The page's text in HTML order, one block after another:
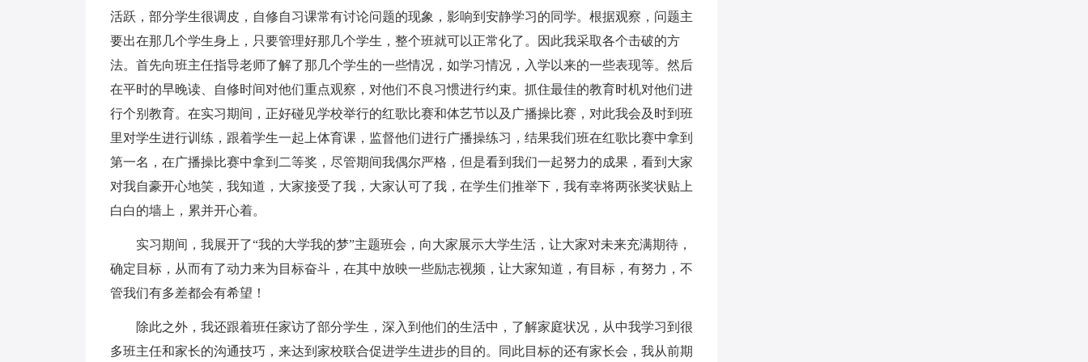
活跃，部分学生很调皮，自修自习课常有讨论问题的现象，影响到安静学习的同学。根据观察，问题主
要出在那几个学生身上，只要管理好那几个学生，整个班就可以正常化了。因此我采取各个击破的方
法。首先向班主任指导老师了解了那几个学生的一些情况，如学习情况，入学以来的一些表现等。然后
在平时的早晚读、自修时间对他们重点观察，对他们不良习惯进行约束。抓住最佳的教育时机对他们进
行个别教育。在实习期间，正好碰见学校举行的红歌比赛和体艺节以及广播操比赛，对此我会及时到班
里对学生进行训练，跟着学生一起上体育课，监督他们进行广播操练习，结果我们班在红歌比赛中拿到
第一名，在广播操比赛中拿到二等奖，尽管期间我偶尔严格，但是看到我们一起努力的成果，看到大家
对我自豪开心地笑，我知道，大家接受了我，大家认可了我，在学生们推举下，我有幸将两张奖状贴上
白白的墙上，累并开心着。
实习期间，我展开了“我的大学我的梦”主题班会，向大家展示大学生活，让大家对未来充满期待，
确定目标，从而有了动力来为目标奋斗，在其中放映一些励志视频，让大家知道，有目标，有努力，不
管我们有多差都会有希望！
除此之外，我还跟着班任家访了部分学生，深入到他们的生活中，了解家庭状况，从中我学习到很
多班主任和家长的沟通技巧，来达到家校联合促进学生进步的目的。同此目标的还有家长会，我从前期